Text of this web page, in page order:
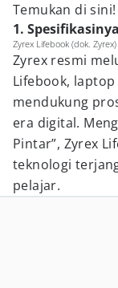
Temukan di sini!
1.
Zyrex Lifebook (dok. Zyrex)
Zyrex resmi
Lifebook,
mendukung
era digital.
Pintar”, Zyrex
teknologi
pelajar.